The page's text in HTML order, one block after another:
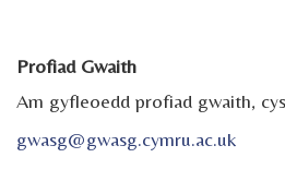
Profiad Gwaith
Am gyfleoedd profiad gwaith,
gwasg@gwasg.cymru.ac.uk